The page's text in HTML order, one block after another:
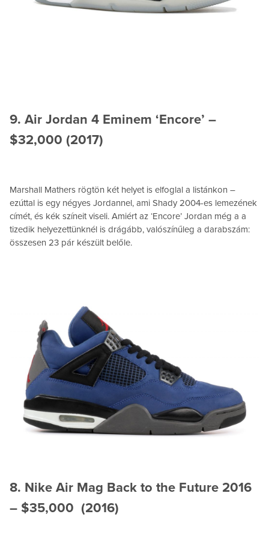
9. Air Jordan 4 Eminem ‘Encore’ –
$32,000 (2017)
Marshall Mathers rögtön két helyet is elfoglal a listánkon –
ezúttal is egy négyes Jordannel, ami Shady 2004-es lemezének
címét, és kék színeit viseli. Amiért az ‘Encore’ Jordan még a a
tizedik helyezettünknél is drágább, valószínűleg a darabszám:
összesen 23 pár készült belőle.
8. Nike Air Mag Back to the Future 2016
– $35,000 (2016)